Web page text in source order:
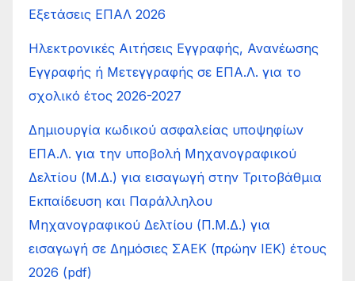
Εξετάσεις ΕΠΑΛ 2026
Ηλεκτρονικές Αιτήσεις Εγγραφής, Ανανέωσης
Εγγραφής ή Μετεγγραφής σε ΕΠΑ.Λ. για το
σχολικό έτος 2026-2027
Δημιουργία κωδικού ασφαλείας υποψηφίων
ΕΠΑ.Λ. για την υποβολή Μηχανογραφικού
Δελτίου (Μ.Δ.) για εισαγωγή στην Τριτοβάθμια
Εκπαίδευση και Παράλληλου
Μηχανογραφικού Δελτίου (Π.Μ.Δ.) για
εισαγωγή σε Δημόσιες ΣΑΕΚ (πρώην ΙΕΚ) έτους
2026 (pdf)